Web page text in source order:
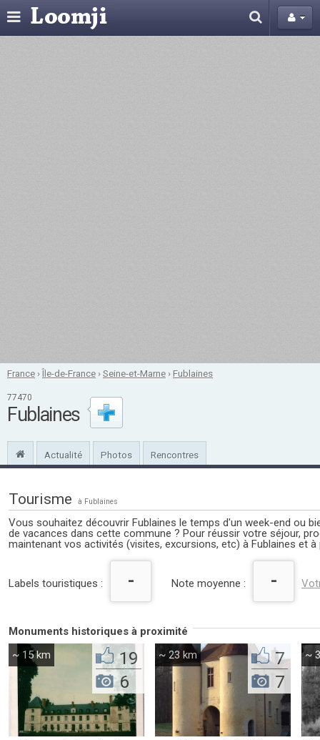
France ›Île-de-France ›Seine-et-Marne ›Fublaines
77470
Fublaines
Actualité Photos Rencontres
Tourisme à Fublaines
Vous souhaitez découvrir Fublaines le temps d'un week-end ou
de vacances dans cette commune ? Pour réussir votre séjour,
maintenant vos activités (visites, excursions, etc) à Fublaines et à
Labels touristiques : - Note moyenne : -
Monuments historiques à proximité
~ 15 km
19
6
~ 23 km
7
7
~